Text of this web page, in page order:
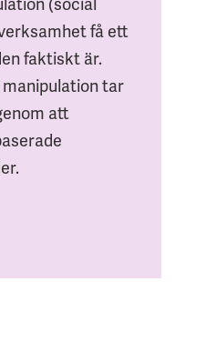
(social
få ett
faktiskt är.
tar
att